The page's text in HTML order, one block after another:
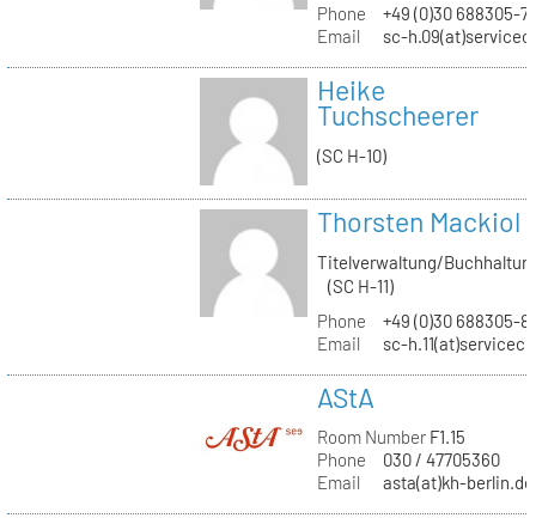
Phone
+49 (0)30 688305-
Email
sc-
Heike
Tuchscheerer
(SC H-10)
Thorsten Mackiol
Titelverwaltung/
(SC H-11)
Phone
+49 (0)30 688305-
Email
sc-
AStA
Room NumberF1.15
Phone
030 / 47705360
Email
asta(at)kh-berlin.de